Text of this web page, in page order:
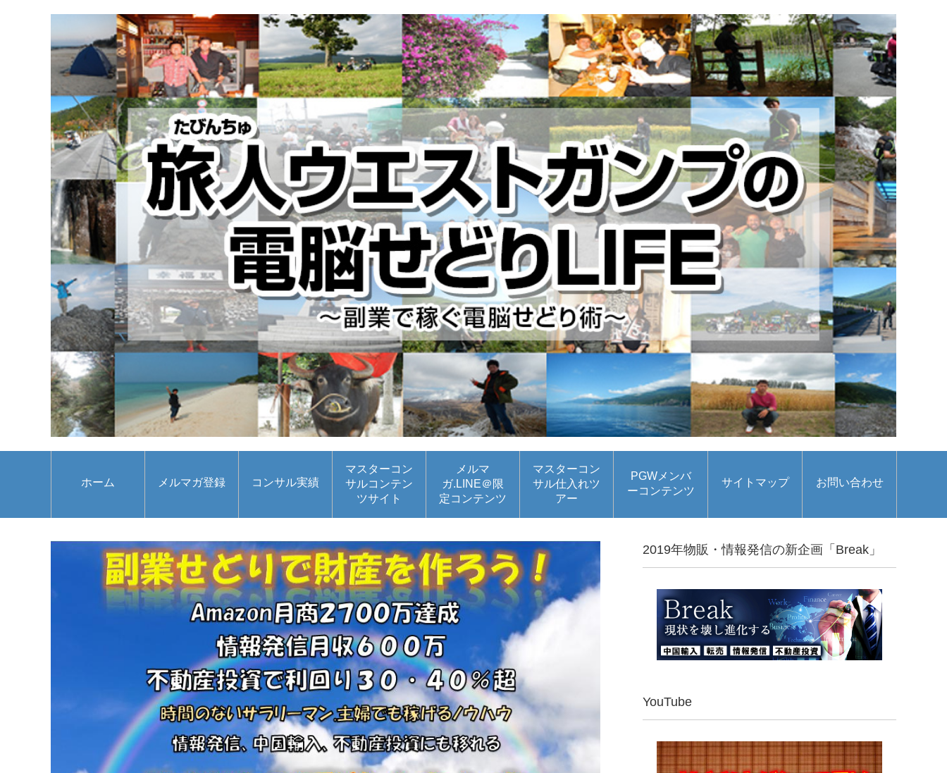
ホーム メルマガ登録 コンサル実績
マスターコン
サルコンテン
ツサイト
メルマ
ガ.LINE＠限
定コンテンツ
マスターコン
サル仕入れツ
アー
PGWメンバ
ーコンテンツ
サイトマップ お問い合わせ
2019年物販・情報発信の新企画「Break」
YouTube